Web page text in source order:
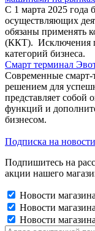
С 1 марта 2025 года
осуществляющих
обязаны применять
(ККТ). Исключения
категорий бизнеса.
Смарт терминал
Современные
решением для
представляет собой
функций и
бизнесом.
Подписка на
Подпишитесь на
акции нашего
Новости магазина
Новости магазина
Новости магазина